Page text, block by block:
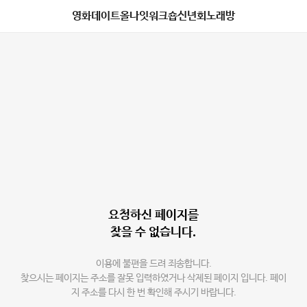
영화데이트올나잇워크숍신년회노래방
요청하신 페이지를
찾을 수 없습니다.
이용에 불편을 드려 죄송합니다.
찾으시는 페이지는 주소를 잘못 입력하였거나 삭제된 페이지 입니다. 페이
지 주소를 다시 한 번 확인해 주시기 바랍니다.